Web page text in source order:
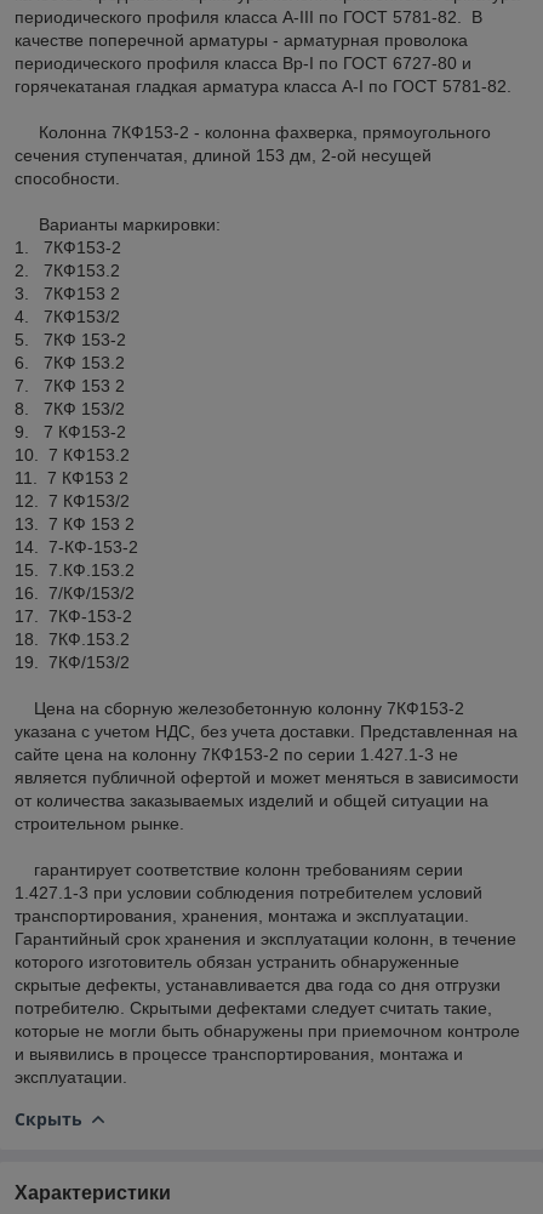
периодического профиля класса A-III по ГОСТ 5781-82. В
качестве поперечной арматуры - арматурная проволока
периодического профиля класса Вр-I по ГОСТ 6727-80 и
горячекатаная гладкая арматура класса A-I по ГОСТ 5781-82.
Колонна 7КФ153-2 - колонна фахверка, прямоугольного
сечения ступенчатая, длиной 153 дм, 2-ой несущей
способности.
Варианты маркировки:
1. 7КФ153-2
2. 7КФ153.2
3. 7КФ153 2
4. 7КФ153/2
5. 7КФ 153-2
6. 7КФ 153.2
7. 7КФ 153 2
8. 7КФ 153/2
9. 7 КФ153-2
10. 7 КФ153.2
11. 7 КФ153 2
12. 7 КФ153/2
13. 7 КФ 153 2
14. 7-КФ-153-2
15. 7.КФ.153.2
16. 7/КФ/153/2
17. 7КФ-153-2
18. 7КФ.153.2
19. 7КФ/153/2
Цена на сборную железобетонную колонну 7КФ153-2
указана с учетом НДС, без учета доставки. Представленная на
сайте цена на колонну 7КФ153-2 по серии 1.427.1-3 не
является публичной офертой и может меняться в зависимости
от количества заказываемых изделий и общей ситуации на
строительном рынке.
гарантирует соответствие колонн требованиям серии
1.427.1-3 при условии соблюдения потребителем условий
транспортирования, хранения, монтажа и эксплуатации.
Гарантийный срок хранения и эксплуатации колонн, в течение
которого изготовитель обязан устранить обнаруженные
скрытые дефекты, устанавливается два года со дня отгрузки
потребителю. Скрытыми дефектами следует считать такие,
которые не могли быть обнаружены при приемочном контроле
и выявились в процессе транспортирования, монтажа и
эксплуатации.
Скрыть
Характеристики